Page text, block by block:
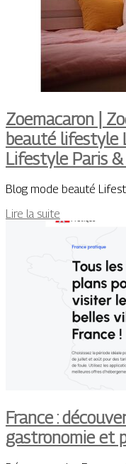
Zoemacaron |
beauté lifestyle
Lifestyle Paris &
Blog mode beauté
Lire la suite
France :
gastronomie et